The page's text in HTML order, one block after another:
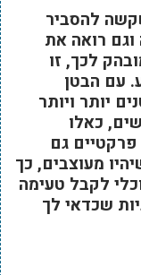
להסביר
וגם רואה את
לכך, זו
עם הבטן
יותר ויותר
כאלו
פרקטיים גם
מעוצבים, כך
לקבל טעימה
שכדאי לך